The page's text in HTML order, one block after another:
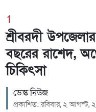
1
শ্রীবরদী
বছরের রাশেদ,
চিকিৎসা
ডেস্ক নিউজ
প্রকাশিত: রবিবার, ২